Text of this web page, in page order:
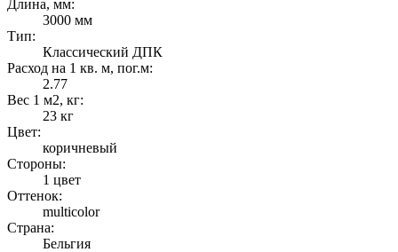
Длина, мм:
3000 мм
Тип:
Классический ДПК
Расход на 1 кв. м, пог.м:
2.77
Вес 1 м2, кг:
23 кг
Цвет:
коричневый
Стороны:
1 цвет
Оттенок:
multicolor
Страна:
Бельгия